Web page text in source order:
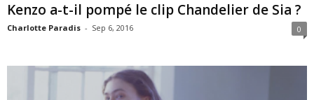
Kenzo a-t-il pompé le clip Chandelier de Sia ?
Charlotte Paradis - Sep 6, 2016 0